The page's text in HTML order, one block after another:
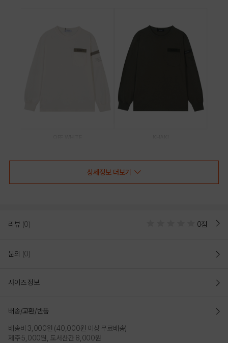
PRODUCT VIEW
상세정보 더보기
리뷰 (0) 0점
문의 (0)
사이즈 정보
배송/교환/반품
배송비 3,000원 (40,000원 이상 무료배송)
제주 5,000원, 도서산간 8,000원